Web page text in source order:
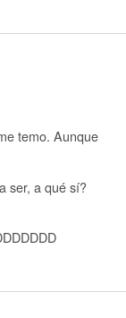
temo. Aunque
ser, a qué sí?